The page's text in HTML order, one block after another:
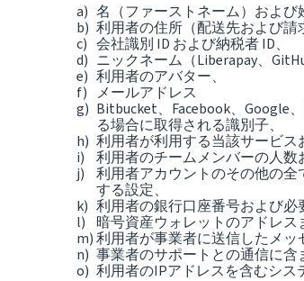
名（ファーストネーム）および
利用者の住所（配送先および請
会社識別 ID および納税者 ID、
ニックネーム（Liberapay、
利用者のアバター、
メールアドレス
Bitbucket、Facebook、Google
る場合に取得される識別子、
利用者が利用する当該サービス
利用者のチームメンバーの人数
利用者アカウントのその他の
する設定、
利用者の銀行口座番号および必
暗号資産ウォレットのアドレス
利用者が事業者に送信したメッ
事業者のサポートとの通信に含
利用者のIPアドレスを含むシス